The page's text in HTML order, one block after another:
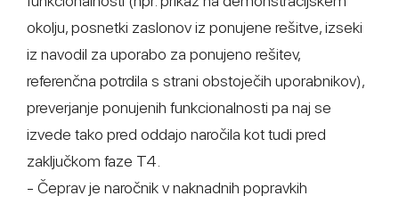
okolju, posnetki zaslonov iz ponujene rešitve, izseki
iz navodil za uporabo za ponujeno rešitev,
referenčna potrdila s strani obstoječih uporabnikov),
preverjanje ponujenih funkcionalnosti pa naj se
izvede tako pred oddajo naročila kot tudi pred
zaključkom faze T4.
- Čeprav je naročnik v naknadnih popravkih